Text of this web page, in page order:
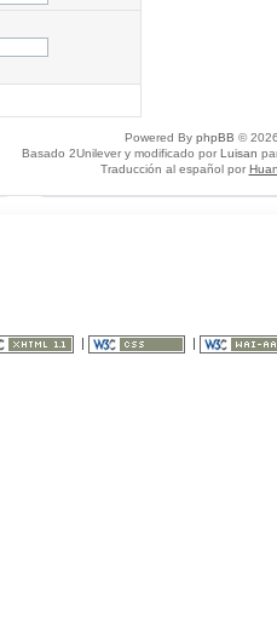
Powered By phpBB ©
Basado 2Unilever y modificado por Luisan
Traducción al español por